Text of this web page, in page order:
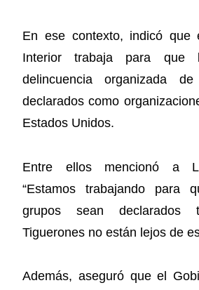
En ese contexto, indicó que
Interior trabaja para que
delincuencia organizada
declarados como
Estados Unidos.
Entre ellos mencionó a
“Estamos trabajando para
grupos sean declarados
Tiguerones no están lejos de
Además, aseguró que el